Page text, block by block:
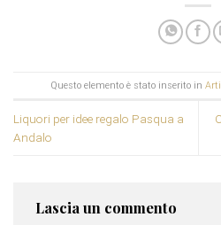
Questo elemento è stato inserito in
Liquori per idee regalo Pasqua a
Andalo
Lascia un commento